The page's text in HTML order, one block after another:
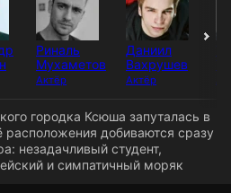
Риналь
Мухаметов
Актёр
Даниил
Вахрушев
Актёр
городка Ксюша запуталась в
добиваются сразу
незадачливый студент,
и симпатичный моряк